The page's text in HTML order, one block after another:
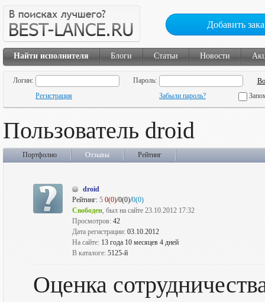
Добавить
Найти исполнителя Блоги Статьи Новости
Логин:
Пароль:
Регистрация
Забыли пароль?
Пользователь droid
Портфолио Отзывы Рейтинг
droid
Рейтинг: 5 0(0)/0(0)/0(0)
Свободен, был на сайте 23.10.2012 17:32
Просмотров: 42
Дата регистрации: 03.10.2012
На сайте: 13 года 10 месяцев 4 дней
В каталоге: 5125-й
Оценка